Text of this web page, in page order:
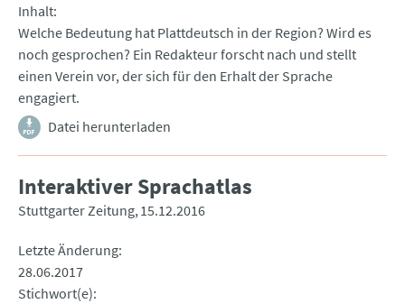
Inhalt
Welche Bedeutung hat Plattdeutsch in der Region? Wird es
noch gesprochen? Ein Redakteur forscht nach und stellt
einen Verein vor, der sich für den Erhalt der Sprache
engagiert.
Datei herunterladen
Interaktiver Sprachatlas
Stuttgarter Zeitung 15.12.2016
Letzte Änderung
28.06.2017
Stichwort(e)